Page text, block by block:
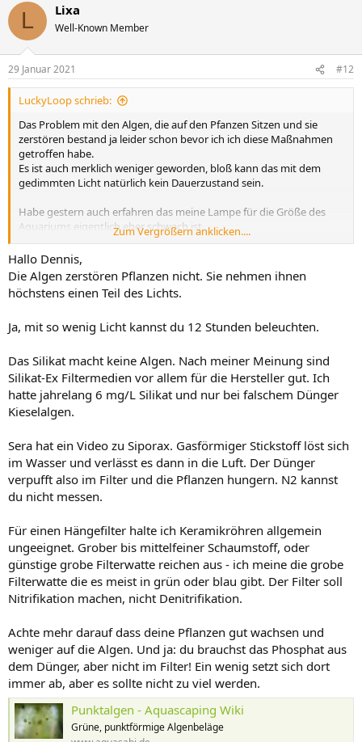
L Lixa
Well-Known Member
29 Januar 2021 #12
LuckyLoop schrieb:
Das Problem mit den Algen, die auf den Pfanzen Sitzen und sie
zerstören bestand ja leider schon bevor ich ich diese Maßnahmen
getroffen habe.
Es ist auch merklich weniger geworden, bloß kann das mit dem
gedimmten Licht natürlich kein Dauerzustand sein.
Habe gestern auch erfahren das meine Lampe für die Größe des
Aquariums eigentlich eher schwach ist.
Deswegen seit gestern wieder volle Leistung.
Habe gestern Tests gemacht und festgestellt das mein Siporax
hauptsächlich den P04 aus dem Wasser zieht.
Habe gelesen das wenn man P04 entzieht es die Punktalgen schwer
In dem Dünger von Aquarebell ist ja auch fast kein P04 drinnen
Sorgen mache ich mir aber um den Silikat wert der ist mit 2.0 schon
zuehmlich hoch oder?
Ok das wusste ich nicht dann hätte ich einfach mal noch warten
Werde es mal weiter beobachten und dann sonst den Filter wieder
umstellen, habe ja noch die normalen Röhrchen.
Zum Vergrößern anklicken....
Hallo Dennis,
Die Algen zerstören Pflanzen nicht. Sie nehmen ihnen
höchstens einen Teil des Lichts.
Ja, mit so wenig Licht kannst du 12 Stunden beleuchten.
Das Silikat macht keine Algen. Nach meiner Meinung sind
Silikat-Ex Filtermedien vor allem für die Hersteller gut. Ich
hatte jahrelang 6 mg/L Silikat und nur bei falschem Dünger
Kieselalgen.
Sera hat ein Video zu Siporax. Gasförmiger Stickstoff löst sich
im Wasser und verlässt es dann in die Luft. Der Dünger
verpufft also im Filter und die Pflanzen hungern. N2 kannst
du nicht messen.
Für einen Hängefilter halte ich Keramikröhren allgemein
ungeeignet. Grober bis mittelfeiner Schaumstoff, oder
günstige grobe Filterwatte reichen aus - ich meine die grobe
Filterwatte die es meist in grün oder blau gibt. Der Filter soll
Nitrifikation machen, nicht Denitrifikation.
Achte mehr darauf dass deine Pflanzen gut wachsen und
weniger auf die Algen. Und ja: du brauchst das Phosphat aus
dem Dünger, aber nicht im Filter! Ein wenig setzt sich dort
immer ab, aber es sollte nicht zu viel werden.
Punktalgen - Aquascaping Wiki
Grüne, punktförmige Algenbeläge